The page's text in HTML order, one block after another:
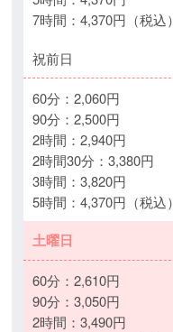
7時間：4,370円（税込）
祝前日
60分：2,060円
90分：2,500円
2時間：2,940円
2時間30分：3,380円
3時間：3,820円
5時間：4,370円（税込）
土曜日
60分：2,610円
90分：3,050円
2時間：3,490円